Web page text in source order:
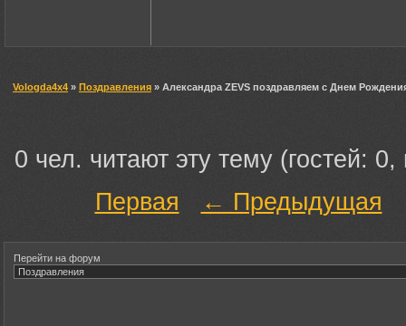
Vologda4x4 » Поздравления » Александра ZEVS поздравляем с Днем
0 чел. читают эту тему (гостей:
Первая
← Предыдущая
Перейти на форум